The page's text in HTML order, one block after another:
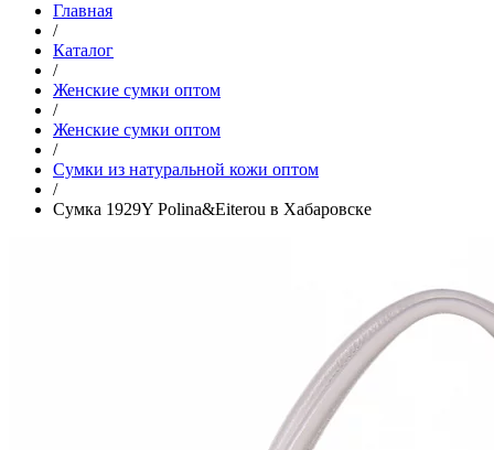
Главная
/
Каталог
/
Женские сумки оптом
/
Женские сумки оптом
/
Cумки из натуральной кожи оптом
/
Сумка 1929Y Polina&Eiterou в Хабаровске